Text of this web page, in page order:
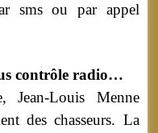
sms ou par appel
contrôle radio…
Louis Menne
des chasseurs. La